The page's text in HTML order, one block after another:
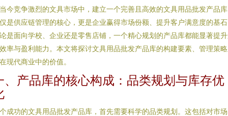
今竞争激烈的文具市场中，建立一个完善且高效的文具用品批发产品
是供应链管理的核心，更是企业赢得市场份额、提升客户满意度的基
是面向学校、企业还是零售店铺，一个精心规划的产品库都能显著提
率与盈利能力。本文将探讨文具用品批发产品库的构建要素、管理策
现代商业中的价值。
、产品库的核心构成：品类规划与库存优
成功的文具用品批发产品库，首先需要科学的品类规划。这包括对市